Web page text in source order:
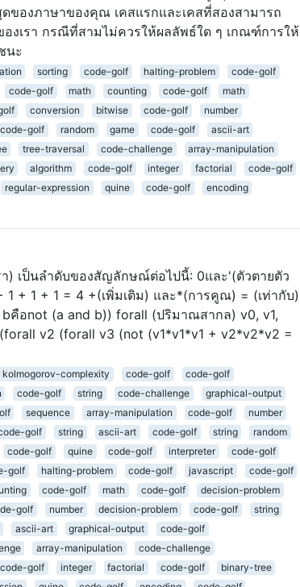
ของภาษาของคุณ เคสแรกและเคสที่สองสามารถ
งเรา กรณีที่สามไม่ควรให้ผลลัพธ์ใด ๆ เกณฑ์การให้
นะ
sorting code-golf halting-problem
code-golf
code-golf math counting code-golf
math
conversion bitwise code-golf
number
code-golf random game code-golf
ascii-art
tree-traversal code-challenge
array-manipulation
algorithm code-golf integer factorial
code-golf
regular-expression quine code-golf
encoding
) เป็นลำดับของสัญลักษณ์ต่อไปนี้: 0และ'(ตัวตายตัว
+ 1 + 1 = 4 +(เพิ่มเติม) และ*(การคูณ) = (เท่ากับ)
bคือnot (a and b)) forall (ปริมาณสากล) v0, v1,
v2 (forall v3 (not (v1*v1*v1 + v2*v2*v2 =
kolmogorov-complexity code-golf
code-golf
code-golf string code-challenge
graphical-output
sequence array-manipulation code-golf
number
golf string ascii-art code-golf string
random
code-golf quine code-golf interpreter
code-golf
golf halting-problem code-golf javascript
code-golf
code-golf math code-golf
decision-problem
golf number decision-problem code-golf
string
ascii-art graphical-output
code-golf
array-manipulation
code-challenge
code-golf integer factorial code-golf
binary-tree